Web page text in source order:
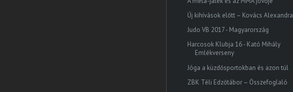
Új kihívások előtt – Kovács Alexandra
Judo VB 2017 - Magyarország
Harcosok Klubja 16 - Kató Mihály
Emlékverseny
Jóga a küzdősportokban és azon túl
ZBK Téli Edzőtábor – Összefoglaló